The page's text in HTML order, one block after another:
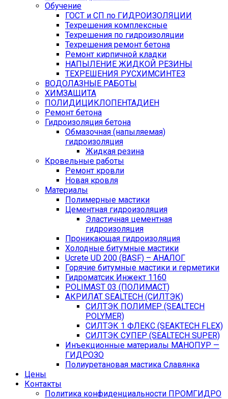
Обучение
ГОСТ и СП по ГИДРОИЗОЛЯЦИИ
Техрешения комплексные
Техрешения по гидроизоляции
Техрешения ремонт бетона
Ремонт кирпичной кладки
НАПЫЛЕНИЕ ЖИДКОЙ РЕЗИНЫ
ТЕХРЕШЕНИЯ РУСХИМСИНТЕЗ
ВОДОЛАЗНЫЕ РАБОТЫ
ХИМЗАЩИТА
ПОЛИДИЦИКЛОПЕНТАДИЕН
Ремонт бетона
Гидроизоляция бетона
Обмазочная (напыляемая)
гидроизоляция
Жидкая резина
Кровельные работы
Ремонт кровли
Новая кровля
Материалы
Полимерные мастики
Цементная гидроизоляция
Эластичная цементная
гидроизоляция
Проникающая гидроизоляция
Холодные битумные мастики
Ucrete UD 200 (BASF) – АНАЛОГ
Горячие битумные мастики и герметики
Гидроматсик Инжект 1160
POLIMAST 03 (ПОЛИМАСТ)
АКРИЛАТ SEALTECH (СИЛТЭК)
СИЛТЭК ПОЛИМЕР (SEALTECH
POLYMER)
СИЛТЭК 1 ФЛЕКС (SEAKTECH FLEX)
СИЛТЭК СУПЕР (SEALTECH SUPER)
Инъекционные материалы МАНОПУР —
ГИДРОЗО
Полиуретановая мастика Славянка
Цены
Контакты
Политика конфиденциальности ПРОМГИДРО